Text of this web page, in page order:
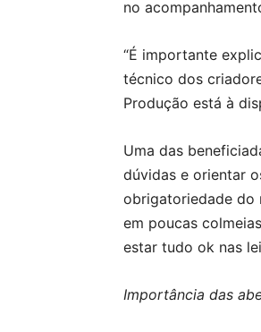
no
“É importante
técnico dos
Produção está à
Uma das
dúvidas e orientar
obrigatoriedade do
em poucas
estar tudo ok nas
Importância das